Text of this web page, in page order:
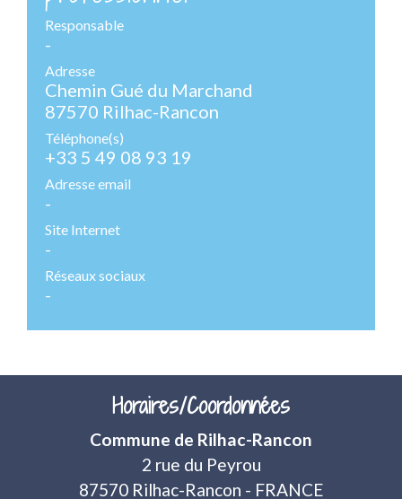
Responsable
-
Adresse
Chemin Gué du Marchand
87570 Rilhac-Rancon
Téléphone(s)
+33 5 49 08 93 19
Adresse email
-
Site Internet
-
Réseaux sociaux
-
Horaires/Coordonnées
Commune de Rilhac-Rancon
2 rue du Peyrou
87570 Rilhac-Rancon - FRANCE